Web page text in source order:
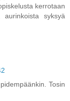
kerrotaan
syksyä
Tosin